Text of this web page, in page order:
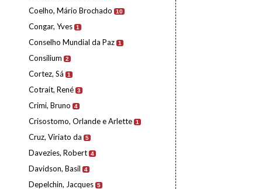
Coelho, Mário Brochado 10
Congar, Yves 1
Conselho Mundial da Paz 1
Consilium 2
Cortez, Sá 1
Cotrait, René 3
Crimi, Bruno 4
Crisostomo, Orlande e Arlette 1
Cruz, Viriato da 5
Davezies, Robert 4
Davidson, Basil 4
Depelchin, Jacques 5